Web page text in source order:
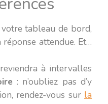
tableau de bord,
attendue. Et…
à intervalles
: n’oubliez pas d’y
rendez-vous sur la